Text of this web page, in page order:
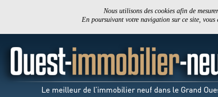
Nous utilisons des cookies afin de
En poursuivant votre navigation sur ce site,